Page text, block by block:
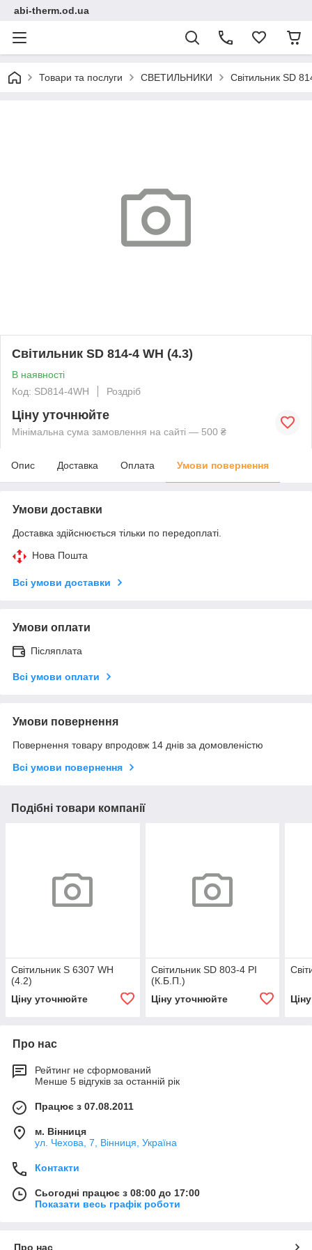
abi-therm.od.ua
Товари та послуги СВЕТИЛЬНИКИ Світильник SD
Світильник SD 814-4 WH (4.3)
В наявності
Код: SD814-4WH
Роздріб
Ціну уточнюйте
Мінімальна сума замовлення на сайті — 500 ₴
Опис Доставка Оплата Умови повернення
Умови доставки
Доставка здійснюється тільки по передоплаті.
Нова Пошта
Всі умови доставки
Умови оплати
Післяплата
Всі умови оплати
Умови повернення
Повернення товару впродовж 14 днів за домовленістю
Всі умови повернення
Подібні товари компанії
Світильник S 6307 WH
(4.2)
Ціну уточнюйте
Світильник SD 803-4 PI
(К.Б.П.)
Ціну уточнюйте
Про нас
Рейтинг не сформований
Менше 5 відгуків за останній рік
Працює з 07.08.2011
м. Вінниця
ул. Чехова, 7, Вінниця, Україна
Контакти
Сьогодні працює з 08:00 до 17:00
Показати весь графік роботи
Про нас